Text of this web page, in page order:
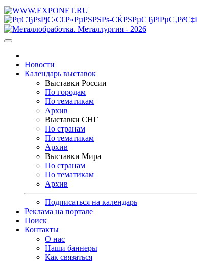
Новости
Календарь выставок
Выставки России
По городам
По тематикам
Архив
Выставки СНГ
По странам
По тематикам
Архив
Выставки Мира
По странам
По тематикам
Архив
Подписаться на календарь
Реклама на портале
Поиск
Контакты
О нас
Наши баннеры
Как связаться